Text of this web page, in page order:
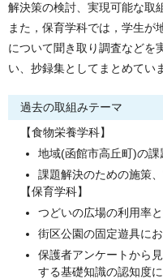
解決策の検討、実現可能な取
また，保育学科では，学生が
について聞き取り調査などを
い、抄録集としてまとめてい
過去の取組みテーマ
【食物栄養学科】
地域(函館市高丘町)の課
課題解決のための施策
【保育学科】
つどいの広場の利用率
街区公園の固定遊具に
保護者アンケートから
する基礎知識の認知度